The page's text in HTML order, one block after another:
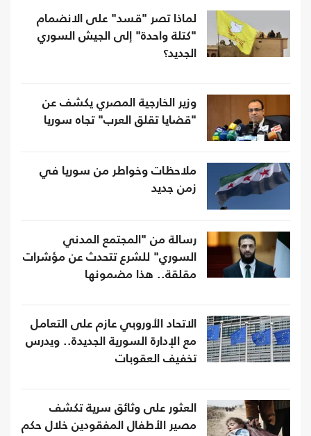
لماذا تصر "قسد" على الانضمام
"كتلة واحدة" إلى الجيش السوري
الجديد؟
وزير الخارجية المصري يكشف عن
"قضايا تقلق العرب" تجاه سوريا
ملاحظات وخواطر من سوريا في
زمن جديد
رسالة من "المجتمع المدني
السوري" للشرع تتحدث عن مؤشرات
مقلقة.. هذا مضمونها
الاتحاد الأوروبي عازم على التعامل
مع الإدارة السورية الجديدة.. ويدرس
تخفيف العقوبات
العثور على وثائق سرية تكشف
مصير الأطفال المفقودين خلال حكم